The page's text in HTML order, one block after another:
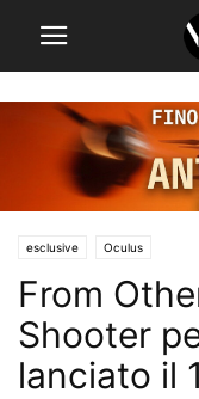
esclusive Oculus
From
Shooter
lanciato il